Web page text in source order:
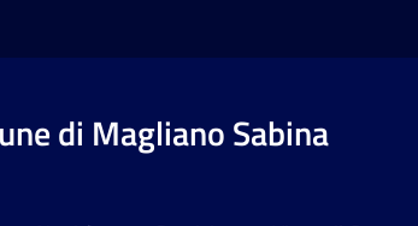
di Magliano Sabina